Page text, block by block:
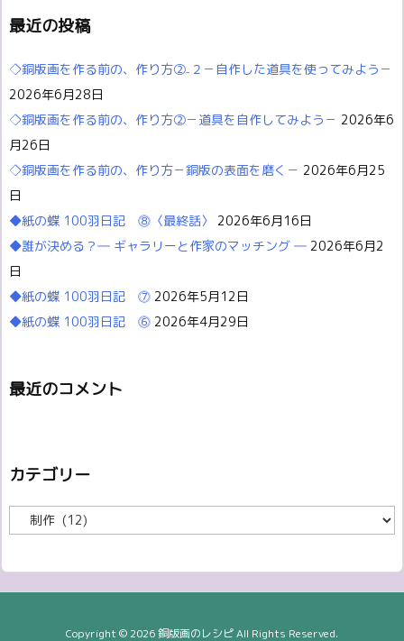
最近の投稿
◇銅版画を作る前の、作り方②₋２－自作した道具を使ってみよう－
2026年6月28日
◇銅版画を作る前の、作り方②－道具を自作してみよう－ 2026年6
月26日
◇銅版画を作る前の、作り方－銅版の表面を磨く－ 2026年6月25
日
◆紙の蝶 100羽日記 ⓼〈最終話〉
2026年6月16日
◆誰が決める？― ギャラリーと作家のマッチング ― 2026年6月2
日
◆紙の蝶 100羽日記 ⓻ 2026年5月12日
◆紙の蝶 100羽日記 ⓺ 2026年4月29日
最近のコメント
カテゴリー
テ
リ
Copyright ©2026銅版画のレシピAll Rights Reserved.